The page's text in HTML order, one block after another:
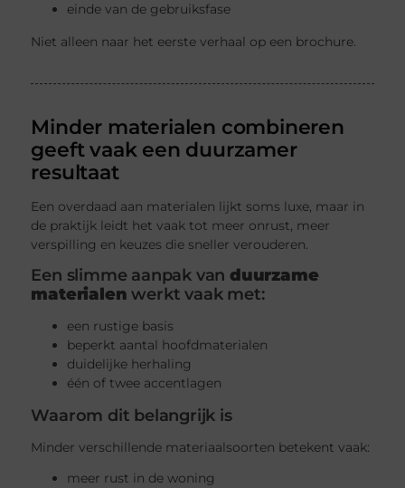
einde van de gebruiksfase
Niet alleen naar het eerste verhaal op een brochure.
Minder materialen combineren
geeft vaak een duurzamer
resultaat
Een overdaad aan materialen lijkt soms luxe, maar in
de praktijk leidt het vaak tot meer onrust, meer
verspilling en keuzes die sneller verouderen.
Een slimme aanpak vanduurzame
materialen werkt vaak met:
een rustige basis
beperkt aantal hoofdmaterialen
duidelijke herhaling
één of twee accentlagen
Waarom dit belangrijk is
Minder verschillende materiaalsoorten betekent vaak:
meer rust in de woning